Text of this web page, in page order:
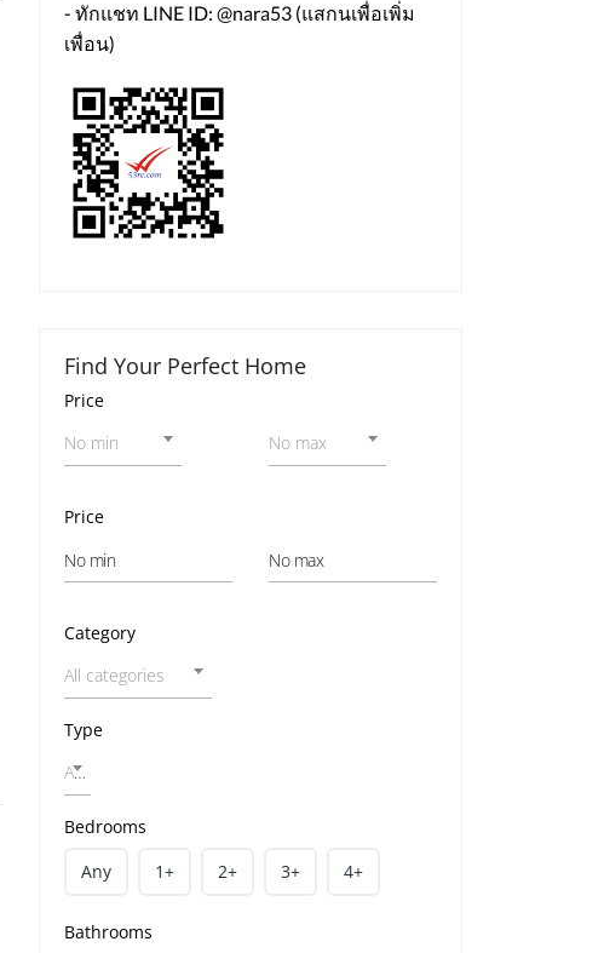
- ทักแชท LINE ID: @nara53 (แสกนเพื่อเพิ่ม
เพื่อน)
Find Your Perfect Home
Price
No min
No max
Price
Category
All categories
Type
All home types
Bedrooms
Any
1+ 2+ 3+ 4+
Bathrooms